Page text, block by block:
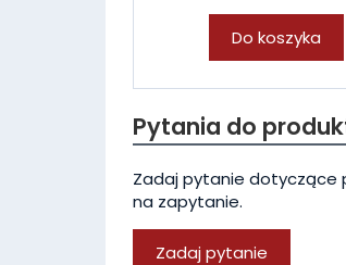
Do koszyka
Pytania do
Zadaj pytanie dotyczące
na zapytanie.
Zadaj pytanie